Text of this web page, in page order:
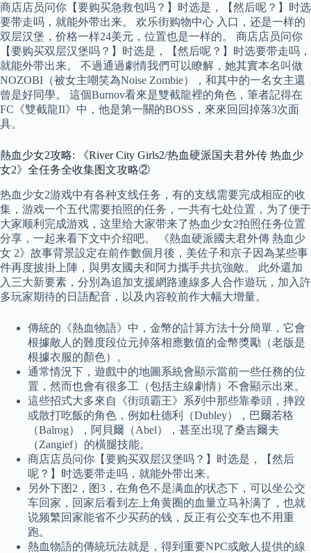
商店店员问你【要购买急救包吗？】时选是，【然后呢？】时选
要带走吗，就能外带出来。 欢乐街购物中心 入口，还是一样的
双层汉堡，价格一样24美元，位置也是一样的。 商店店员问你
【要购买双层汉堡吗？】时选是，【然后呢？】时选要带走吗，
就能外带出来。 不過通過劇情我們可以瞭解，她其實本名叫做
NOZOBI（被女主嘲笑為Noise Zombie），和其中的一名女主還
曾是好同學。 這個Burnov看來是雙截龍裡的角色，筆者記得在
FC《雙截龍II》中，他是第一關的BOSS，來來回回掉落3次面
具。
熱血少女2攻略: 《River City Girls2/热血硬派国夫君外传 热血少
女2》全任务全收集图文攻略②
热血少女2游戏中有各种支线任务，有的支线需要完成相应的收
集，游戏一个五代需要拍照的任务，一共有七处位置，为了便于
大家顺利完成游戏，这里给大家带来了热血少女2拍照任务位置
分享，一起来看下文中介绍吧。 《熱血硬派國夫君外傳 熱血少
女 2》故事背景設定在前作數個月後，美佐子和京子因為某些事
件再度披掛上陣，與男友國夫和阿力攜手共抗強敵。 此外還加
入三大新要素，分別為追加支援網路連線多人合作遊玩，加入許
多玩家期待的日語配音，以及內容較前作大幅大增量。
傳統的《熱血物語》中，金幣的計算方法十分簡單，它會
根據敵人的難度段位元掉落相應數值的金幣獎勵（老版是
根據衣服的顏色）。
通常情況下，遊戲中的地圖系統會顯示當前一些任務的位
置，然而也會有很多工（包括主線劇情）不會顯示出來。
這些招式大多來自《街頭霸王》系列中那些靠拳頭，摔跤
或散打吃飯的角色，例如杜德利（Dubley），巴爾若格
（Balrog），阿貝爾（Abel），甚至出現了桑吉爾夫
（Zangief）的橫腿技能。
商店店员问你【要购买双层汉堡吗？】时选是，【然后
呢？】时选要带走吗，就能外带出来。
另外下图2，图3，在角色不是满血的状态下，可以坐公交
车回家，回家后看到左上角黄圈的血量立马补满了，也就
说频繁回家能省不少买药的钱，反正有公交车也不用重
跑。
熱血物語的傳統玩法就是，得到重要NPC或敵人提供的線